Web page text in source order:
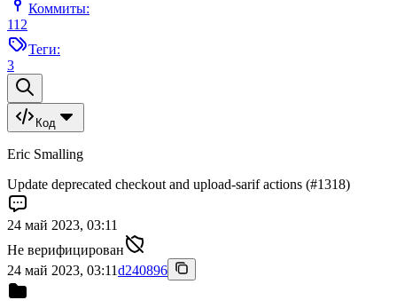
Коммиты:
112
Теги:
3
Код
Eric Smalling
Update deprecated checkout and upload-sarif actions (#1318)
24 май 2023, 03:11
Не верифицирован
24 май 2023, 03:11d240896